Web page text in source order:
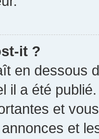
it ?
en dessous
il a été
et
et